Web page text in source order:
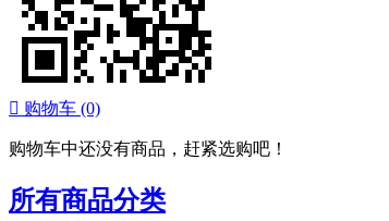
 购物车 (0)
购物车中还没有商品，赶紧选购吧！
所有商品分类